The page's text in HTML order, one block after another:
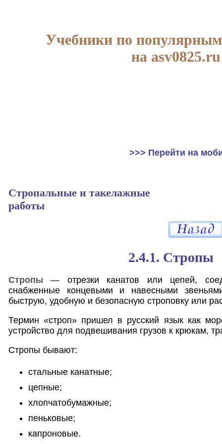
Учебники по
на asv0825.ru
>>> Перейти на
Стропальные и такелажные
работы
2.4.1. Стропы
Стропы — отрезки канатов или цепей,
снабженные концевыми и навесными
быструю, удобную и безопасную строповку или
Термин «строп» пришел в русский язык как
устройство для подвешивания грузов к крюкам,
Стропы бывают:
стальные канатные;
цепные;
хлопчатобумажные;
пеньковые;
капроновые.